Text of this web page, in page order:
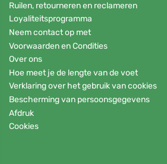
Ruilen, retourneren en reclameren
Loyaliteitsprogramma
Neem contact op met
Voorwaarden en Condities
Over ons
Hoe meet je de lengte van de voet
Verklaring over het gebruik van cookies
Bescherming van persoonsgegevens
Afdruk
Cookies